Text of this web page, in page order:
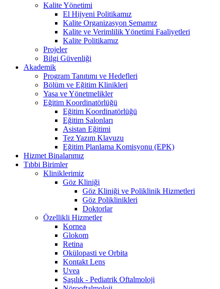
Kalite Yönetimi
El Hijyeni Politikamız
Kalite Organizasyon Şemamız
Kalite ve Verimlilik Yönetimi Faaliyetleri
Kalite Politikamız
Projeler
Bilgi Güvenliği
Akademik
Program Tanıtımı ve Hedefleri
Bölüm ve Eğitim Klinikleri
Yasa ve Yönetmelikler
Eğitim Koordinatörlüğü
Eğitim Koordinatörlüğü
Eğitim Salonları
Asistan Eğitimi
Tez Yazım Klavuzu
Eğitim Planlama Komisyonu (EPK)
Hizmet Binalarımız
Tıbbi Birimler
Kliniklerimiz
Göz Kliniği
Göz Kliniği ve Poliklinik Hizmetleri
Göz Poliklinikleri
Doktorlar
Özellikli Hizmetler
Kornea
Glokom
Retina
Okülopasti ve Orbita
Kontakt Lens
Uvea
Şaşılık - Pediatrik Oftalmoloji